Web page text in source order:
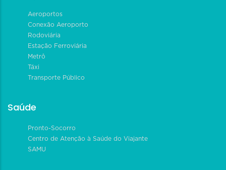
Aeroportos
Conexão Aeroporto
Rodoviária
Estação Ferroviária
Metrô
Táxi
Transporte Público
Saúde
Pronto-Socorro
Centro de Atenção à Saúde do Viajante
SAMU